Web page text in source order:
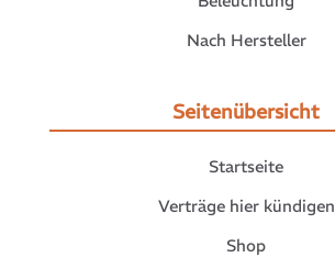
Nach Hersteller
Seitenübersicht
Startseite
Verträge hier kündigen
Shop